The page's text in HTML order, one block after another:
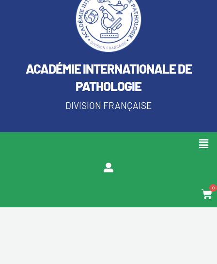
ACADÉMIE INTERNATIONALE DE
PATHOLOGIE
DIVISION FRANÇAISE
0